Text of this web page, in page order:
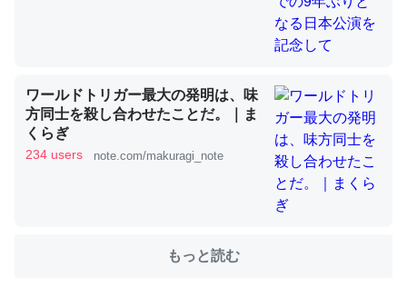
ウチもEchoを実家に置いて４年。でたまに覗いてる。ぼ
位置情報を共有してる。電池残量や充電中かが分かるので
これ見て生きてるなって分かる。
─たまにLINEするくらいだった遠方の父67歳と僕。ITツール導入で
コミュニケーションが劇的に変化した｜tayorini by LIFULL介護
ワールドトリガー最大の発明は、味
方同士を殺し合わせたことだ。｜ま
くらぎ
234 users note.com/makuragi_note
もっと読む